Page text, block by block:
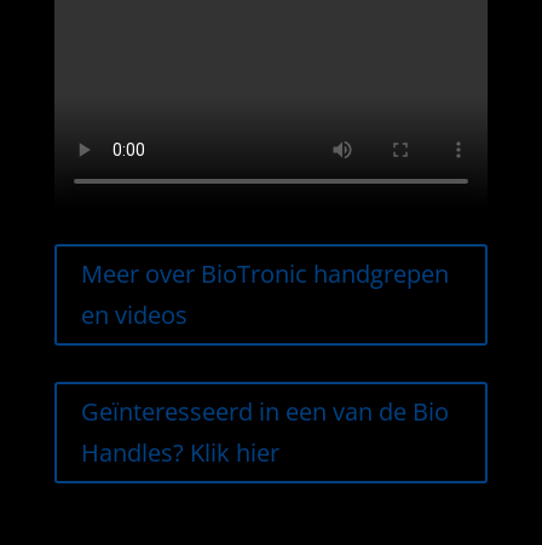
Meer over BioTronic handgrepen
en videos
Geïnteresseerd in een van de Bio
Handles? Klik hier